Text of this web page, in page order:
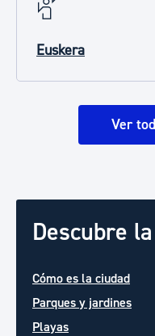
Euskera
Ver
Descubre
Cómo es la ciudad
Parques y jardines
Playas